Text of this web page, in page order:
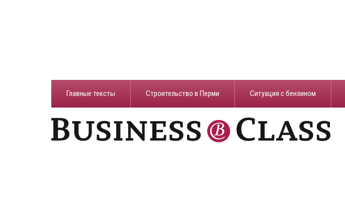
Главные тексты Строительство в Перми ​Ситуация с бензином